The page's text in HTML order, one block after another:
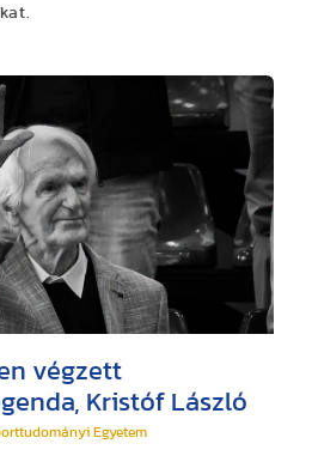
végzett
Kristóf László
Egyetem